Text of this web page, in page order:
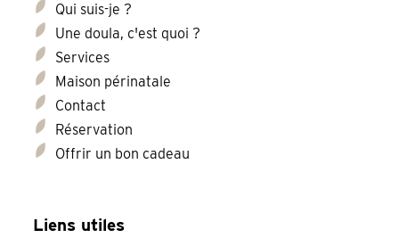
Qui suis-je ?
Une doula, c'est quoi ?
Services
Maison périnatale
Contact
Réservation
Offrir un bon cadeau
Liens utiles